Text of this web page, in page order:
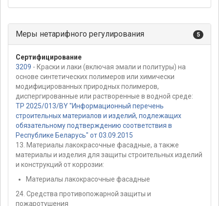
Меры нетарифного регулирования 5
Сертифицирование
3209 - Краски и лаки (включая эмали и политуры) на
основе синтетических полимеров или химически
модифицированных природных полимеров,
диспергированные или растворенные в водной среде:
ТР 2025/013/BY "Информационный перечень
строительных материалов и изделий, подлежащих
обязательному подтверждению соответствия в
Республике Беларусь" от 03.09.2015
13. Материалы лакокрасочные фасадные, а также
материалы и изделия для защиты строительных изделий
и конструкций от коррозии:
Материалы лакокрасочные фасадные
24. Средства противопожарной защиты и
пожаротушения